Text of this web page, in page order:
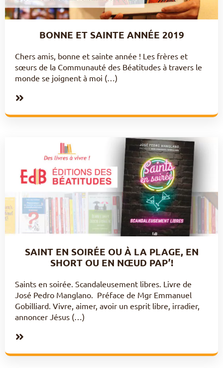
BONNE ET SAINTE ANNÉE 2019
Chers amis, bonne et sainte année ! Les frères et
sœurs de la Communauté des Béatitudes à travers le
monde se joignent à moi (…)
SAINT EN SOIRÉE OU À LA PLAGE, EN
SHORT OU EN NŒUD PAP’!
Saints en soirée. Scandaleusement libres. Livre de
José Pedro Manglano. Préface de Mgr Emmanuel
Gobilliard. Vivre, aimer, avoir un esprit libre, irradier,
annoncer Jésus (…)